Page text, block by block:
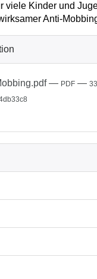
viele Kinder und
Anti-
— PDF —